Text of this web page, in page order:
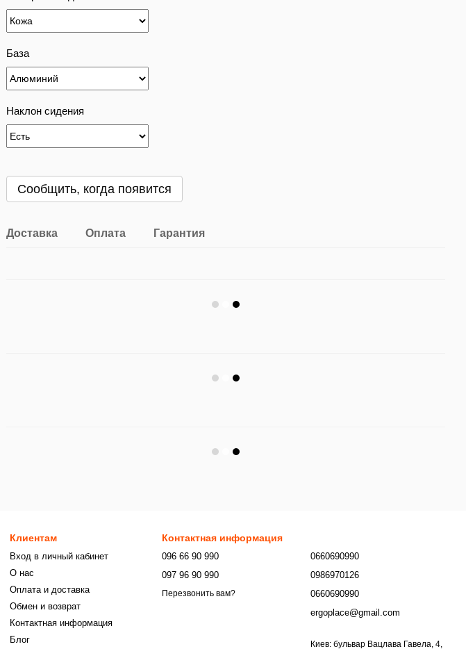
База
Наклон сидения
Сообщить, когда появится
Доставка Оплата Гарантия
Клиентам
Вход в личный кабинет
О нас
Оплата и доставка
Обмен и возврат
Контактная информация
Блог
Контактная информация
096 66 90 990
097 96 90 990
Перезвонить вам?
0660690990
0986970126
0660690990
ergoplace@gmail.com
Киев: бульвар Вацлава Гавела, 4,